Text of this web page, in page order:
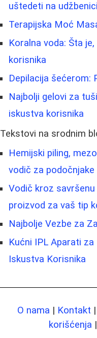
uštedeti na
Terapijska Moć
Koralna voda: Šta
korisnika
Depilacija šećerom:
Najbolji gelovi za
iskustva korisnika
Tekstovi na srodnim
Hemijski piling,
vodič za podočnjake
Vodič kroz
proizvod za vaš tip
Najbolje Vezbe za
Kućni IPL Aparati
Iskustva Korisnika
O nama | Kontakt |
korišćenja |